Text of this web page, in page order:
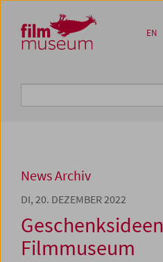
Zum Inhalt
Zum Hauptmenü
Zur Servicenavigation
Zum Suche
EN
News Archiv
DI, 20. DEZEMBER 2022
Filmmuseum